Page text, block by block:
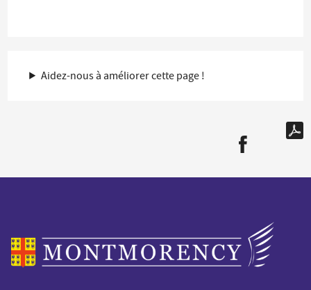
Aidez-nous à améliorer cette page !